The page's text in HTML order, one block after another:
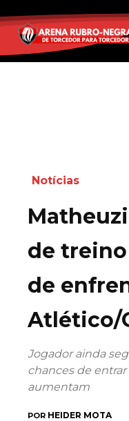
Notícias
de
de
Atlético/
Jogador ainda
chances de
aumentam
POR HEIDER MOTA